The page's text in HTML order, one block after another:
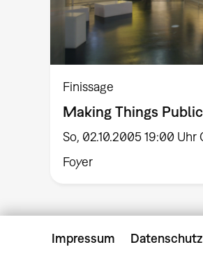
Finissage
Making Things
So, 02.10.2005 19:00 Uhr
Foyer
Impressum Datenschutz